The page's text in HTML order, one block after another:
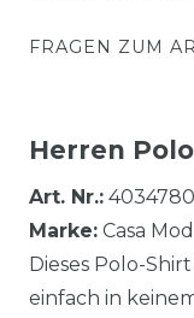
FRAGEN ZUM
Herren
Art. Nr.:
Marke: Casa
Dieses Polo-
einfach in